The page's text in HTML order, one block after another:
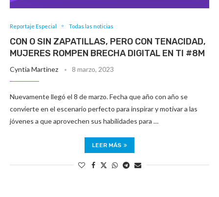
Reportaje Especial Todas las noticias
CON O SIN ZAPATILLAS, PERO CON TENACIDAD,
MUJERES ROMPEN BRECHA DIGITAL EN TI #8M
Cyntia Martinez 8 marzo, 2023
Nuevamente llegó el 8 de marzo. Fecha que año con año se
convierte en el escenario perfecto para inspirar y motivar a las
jóvenes a que aprovechen sus habilidades para …
LEER MÁS